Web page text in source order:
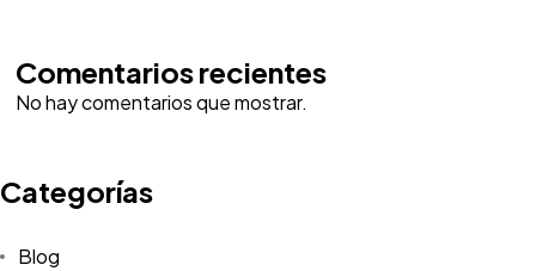
Comentarios recientes
No hay comentarios que mostrar.
Categorías
Blog